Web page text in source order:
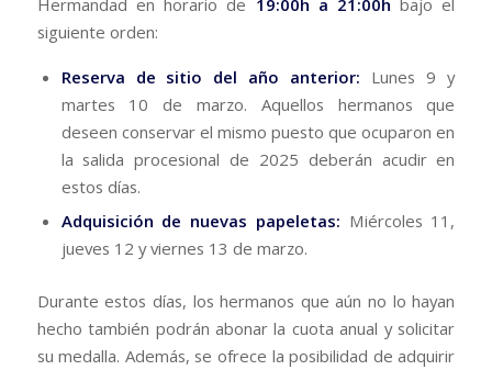
Hermandad en horario de 19:00h a 21:00h bajo el
siguiente orden:
Reserva de sitio del año anterior: Lunes 9 y
martes 10 de marzo. Aquellos hermanos que
deseen conservar el mismo puesto que ocuparon en
la salida procesional de 2025 deberán acudir en
estos días.
Adquisición de nuevas papeletas: Miércoles 11,
jueves 12 y viernes 13 de marzo.
​Durante estos días, los hermanos que aún no lo hayan
hecho también podrán abonar la cuota anual y solicitar
su medalla. Además, se ofrece la posibilidad de adquirir